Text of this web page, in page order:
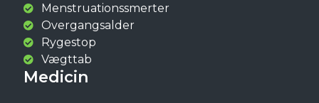
Menstruationssmerter
Overgangsalder
Rygestop
Vægttab
Medicin